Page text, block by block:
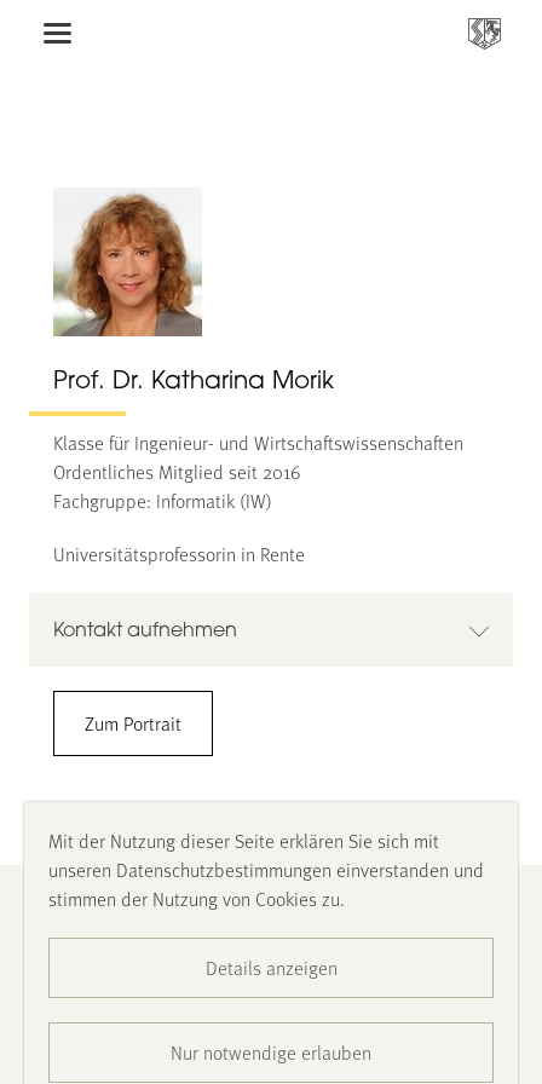
Prof. Dr. Katharina Morik
Klasse für Ingenieur- und Wirtschaftswissenschaften
Ordentliches Mitglied seit 2016
Fachgruppe: Informatik (IW)
Universitätsprofessorin in Rente
Kontakt aufnehmen
TU Dortmund, Lamarr Institut für maschinelles Lernen
und KI
https://lamarr-institute.org/person/katharina-morik/
Zum Portrait
Impressum
Mit der Nutzung dieser Seite erklären Sie sich mit
unseren Datenschutzbestimmungen einverstanden und
stimmen der Nutzung von Cookies zu.
Details anzeigen
Nur notwendige erlauben